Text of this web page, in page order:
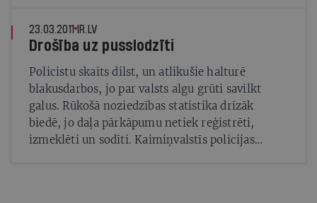
23.03.2011 IR.LV
Drošība uz pusslodzīti
Policistu skaits dilst, un atlikušie halturē
blakusdarbos, jo par valsts algu grūti savilkt
galus. Rūkošā noziedzības statistika drīzāk
biedē, jo daļa pārkāpumu netiek reģistrēti,
izmeklēti un sodīti. Kaimiņvalstīs policijas